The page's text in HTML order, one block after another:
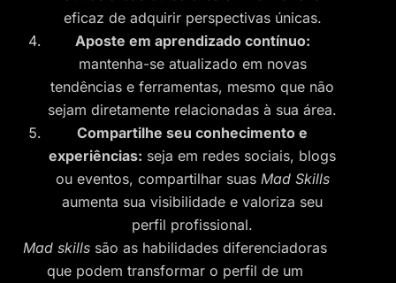
eficaz de adquirir perspectivas únicas.
Aposte em aprendizado contínuo:
mantenha-se atualizado em novas
tendências e ferramentas, mesmo que não
sejam diretamente relacionadas à sua área.
Compartilhe seu conhecimento e
experiências: seja em redes sociais, blogs
ou eventos, compartilhar suas Mad Skills
aumenta sua visibilidade e valoriza seu
perfil profissional.
Mad skillssão as habilidades diferenciadoras
que podem transformar o perfil de um